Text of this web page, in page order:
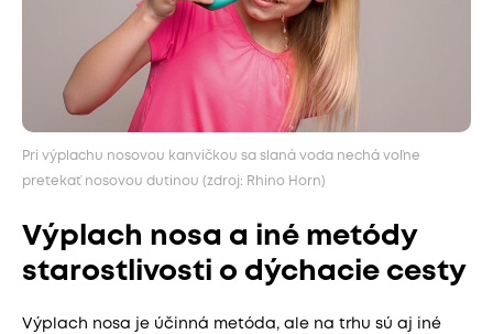
Pri výplachu nosovou kanvičkou sa slaná voda nechá voľne
pretekať nosovou dutinou (zdroj: Rhino Horn)
Výplach nosa a iné metódy
starostlivosti o dýchacie cesty
Výplach nosa je účinná metóda, ale na trhu sú aj iné